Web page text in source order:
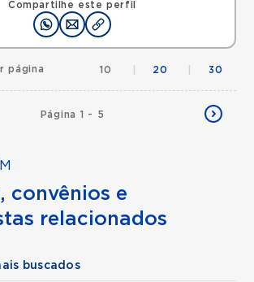
Compartilhe este perfil
Página 1 - 5
página 10 20 30
convênios e
relacionados
buscados